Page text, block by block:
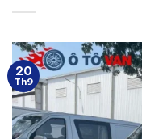
20
Th9